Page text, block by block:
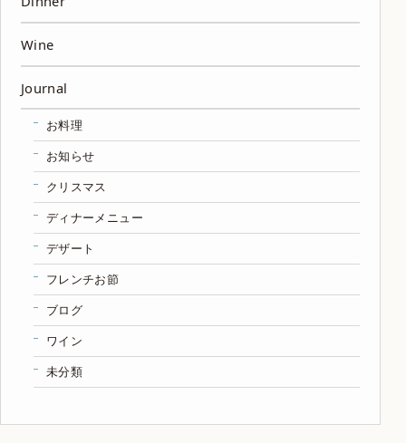
Wine
Journal
お料理
お知らせ
クリスマス
ディナーメニュー
デザート
フレンチお節
ブログ
ワイン
未分類